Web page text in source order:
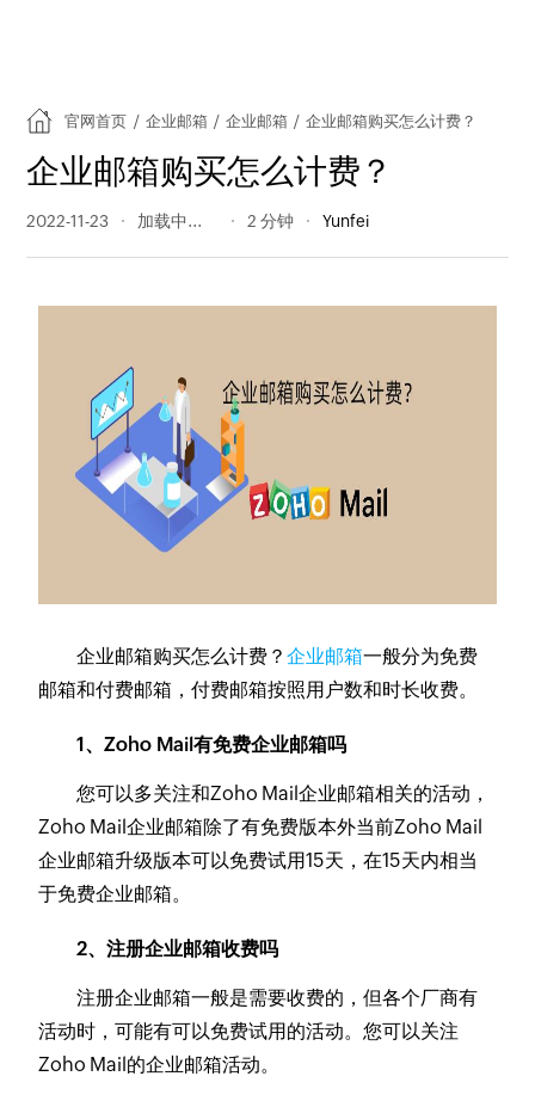
官网首页 / 企业邮箱 / 企业邮箱 / 企业邮箱购买怎么计费？
企业邮箱购买怎么计费？
2022-11-23 573 阅读量 2 分钟 Yunfei
企业邮箱购买怎么计费？企业邮箱一般分为免费
邮箱和付费邮箱，付费邮箱按照用户数和时长收费。
1、Zoho Mail有免费企业邮箱吗
您可以多关注和Zoho Mail企业邮箱相关的活动，
Zoho Mail企业邮箱除了有免费版本外当前Zoho Mail
企业邮箱升级版本可以免费试用15天，在15天内相当
于免费企业邮箱。
2、注册企业邮箱收费吗
注册企业邮箱一般是需要收费的，但各个厂商有
活动时，可能有可以免费试用的活动。您可以关注
Zoho Mail的企业邮箱活动。